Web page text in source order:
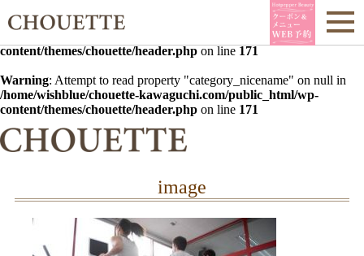
Warning : Undefined array key 0 in
/home/wishblue/chouette-
content/themes/chouette/header.php on line 171
Warning: Attempt to read property "category_nicename" on null in
/home/wishblue/chouette-kawaguchi.com/public_html/wp-
content/themes/chouette/header.php on line 171
image